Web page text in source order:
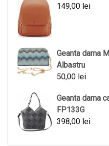
149,00 lei
Geanta dama
Albastru
50,00 lei
Geanta dama
FP133G
398,00 lei